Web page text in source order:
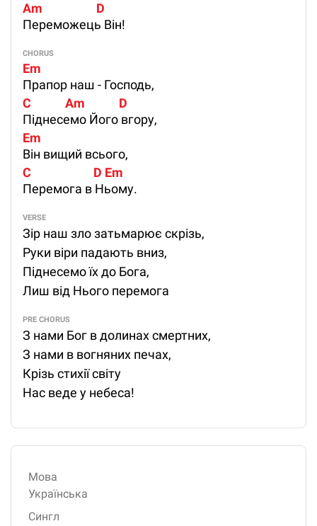
Am                   D
Переможець Він!
CHORUS
Em
Прапор наш - Господь,
C            Am            D
Піднесемо Його вгору,
Em
Він вищий всього,
C                      D Em
Перемога в Ньому.
VERSE
Зір наш зло затьмарює скрізь,
Руки віри падають вниз,
Піднесемо їх до Бога,
Лиш від Нього перемога
PRE CHORUS
З нами Бог в долинах смертних,
З нами в вогняних печах,
Крізь стихії світу
Нас веде у небеса!
Мова
Українська
Сингл